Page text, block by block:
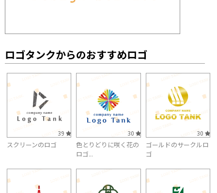
ロゴタンクからのおすすめロゴ
39
スクリーンのロゴ
30
色とりどりに咲く花の
ロゴ...
30
ゴールドのサークルロ
ゴ